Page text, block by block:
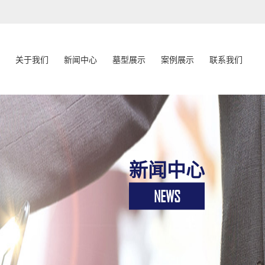
关于我们 新闻中心 墓型展示 案例展示 联系我们
新闻中心
NEWS